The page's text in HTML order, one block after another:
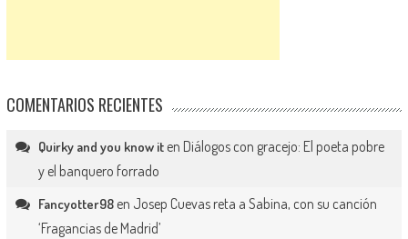
COMENTARIOS RECIENTES
Quirky and you know iten Diálogos con gracejo: El poeta pobre
y el banquero forrado
Fancyotter98en Josep Cuevas reta a Sabina, con su canción
‘Fragancias de Madrid’